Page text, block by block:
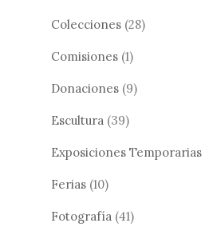
Colecciones (28)
Comisiones (1)
Donaciones (9)
Escultura (39)
Exposiciones Temporarias
Ferias (10)
Fotografía (41)